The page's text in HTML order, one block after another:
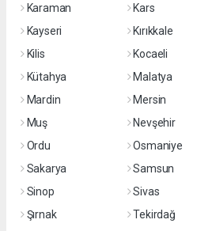
Karaman
Kars
Kayseri
Kırıkkale
Kilis
Kocaeli
Kütahya
Malatya
Mardin
Mersin
Muş
Nevşehir
Ordu
Osmaniye
Sakarya
Samsun
Sinop
Sivas
Şırnak
Tekirdağ